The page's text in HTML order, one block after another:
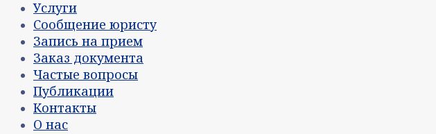
Услуги
Сообщение юристу
Запись на прием
Заказ документа
Частые вопросы
Публикации
Контакты
О нас